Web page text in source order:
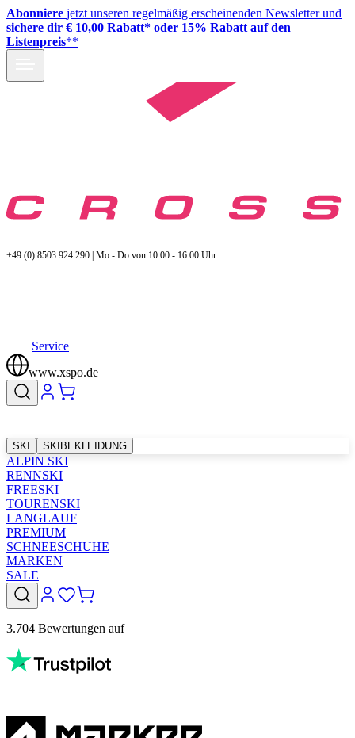
Abonniere jetzt unseren regelmäßig erscheinenden Newsletter und
sichere dir € 10,00 Rabatt* oder 15% Rabatt auf den
Listenpreis**
+49 (0) 8503 924 290 | Mo - Do von 10:00 - 16:00 Uhr
Service
www.xspo.de
SKI SKIBEKLEIDUNG
ALPIN SKI
RENNSKI
FREESKI
TOURENSKI
LANGLAUF
PREMIUM
SCHNEESCHUHE
MARKEN
SALE
3.704 Bewertungen auf